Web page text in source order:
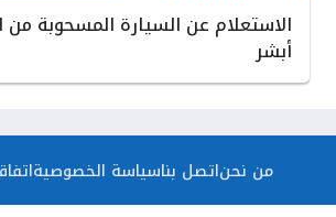
الاستعلام عن السيارة المسحوبة من
أبشر
من نحناتصل بناسياسة الخصوصية